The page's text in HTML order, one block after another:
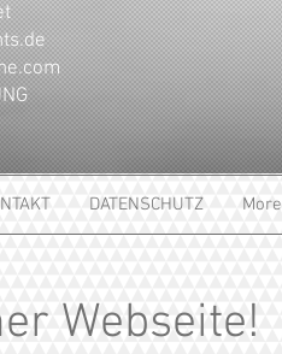
DATENSCHUTZ More
Webseite!